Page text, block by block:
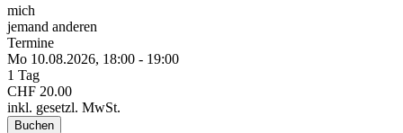
mich
jemand anderen
Termine
Mo 10.08.2026, 18:00 - 19:00
1 Tag
CHF 20.00
inkl. gesetzl. MwSt.
Buchen